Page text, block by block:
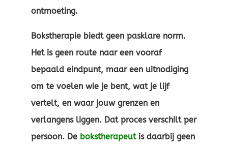
ontmoeting.
Bokstherapie biedt geen pasklare norm.
Het is geen route naar een vooraf
bepaald eindpunt, maar een uitnodiging
om te voelen wie je bent, wat je lijf
vertelt, en waar jouw grenzen en
verlangens liggen. Dat proces verschilt per
persoon. De bokstherapeutis daarbij geen